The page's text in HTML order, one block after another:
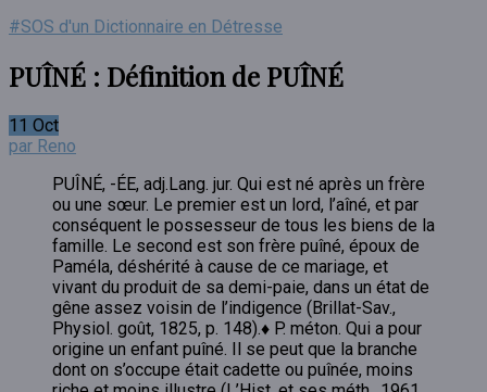
#SOS d'un Dictionnaire en Détresse
PUÎNÉ : Définition de PUÎNÉ
11 Oct
par Reno
PUÎNÉ, -ÉE, adj.Lang. jur. Qui est né après un frère
ou une sœur. Le premier est un lord, l’aîné, et par
conséquent le possesseur de tous les biens de la
famille. Le second est son frère puîné, époux de
Paméla, déshérité à cause de ce mariage, et
vivant du produit de sa demi-paie, dans un état de
gêne assez voisin de l’indigence (Brillat-Sav.,
Physiol. goût, 1825, p. 148).♦ P. méton. Qui a pour
origine un enfant puîné. Il se peut que la branche
dont on s’occupe était cadette ou puînée, moins